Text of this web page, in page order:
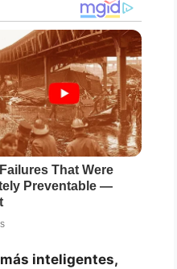
inteligentes,